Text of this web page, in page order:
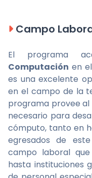
Campo
El programa
Computación en
es una excelente
en el campo de la
programa provee
necesario para
cómputo, tanto en
egresados de
campo laboral
hasta instituciones